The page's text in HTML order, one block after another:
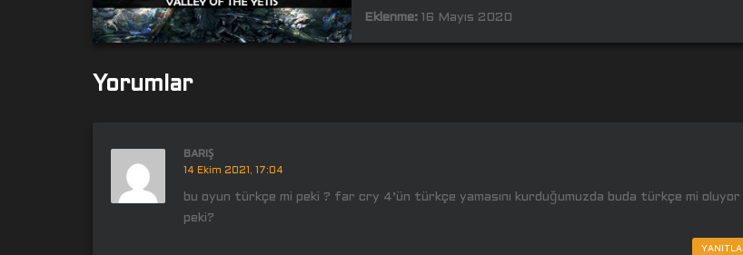
Eklenme:16 Mayıs 2020
Yorumlar
BARIŞ
14 Ekim 2021, 17:04
bu oyun türkçe mi peki ? far cry 4’ün türkçe yamasını kurduğumuzda buda türkçe mi oluyor
peki?
YANITLA